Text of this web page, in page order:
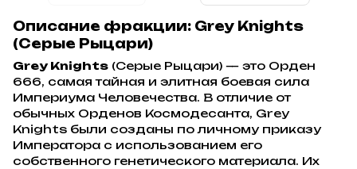
Описание фракции: Grey Knights
(Серые Рыцари)
Grey Knights (Серые Рыцари) — это Орден
666, самая тайная и элитная боевая сила
Империума Человечества. В отличие от
обычных Орденов Космодесанта, Grey
Knights были созданы по личному приказу
Императора с использованием его
собственного генетического материала. Их